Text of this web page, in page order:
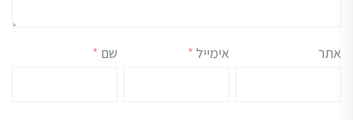
שם * אימייל * אתר